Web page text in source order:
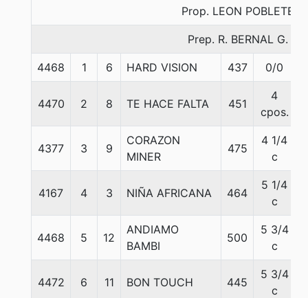
Prop. LEON POBLETE
Prep. R. BERNAL G.
4468 1 6 HARD VISION 437 0/0
4470 2 8 TE HACE FALTA 451
4
cpos.
4377 3 9
CORAZON
MINER
475
4 1/4
c
4167 4 3 NIÑA AFRICANA 464
5 1/4
c
4468 5 12
ANDIAMO
BAMBI
500
5 3/4
c
4472 6 11 BON TOUCH 445
5 3/4
c